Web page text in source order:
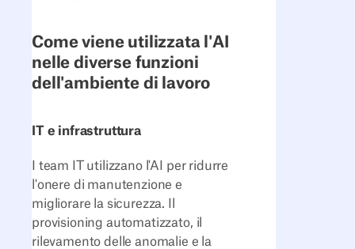
Come viene utilizzata l'AI
nelle diverse funzioni
dell'ambiente di lavoro
IT e infrastruttura
I team IT utilizzano l'AI per ridurre
l'onere di manutenzione e
migliorare la sicurezza. Il
provisioning automatizzato, il
rilevamento delle anomalie e la